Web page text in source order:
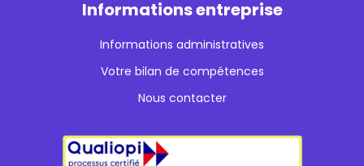
Informations entreprise
Informations administratives
Votre bilan de compétences
Nous contacter